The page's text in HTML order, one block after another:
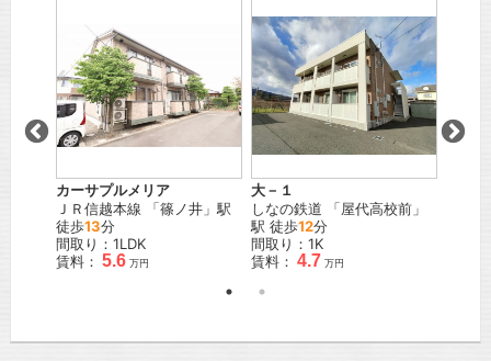
カーサプルメリア
ＪＲ信越本線 「篠ノ井 」駅
徒歩13分
間取り：1LDK
賃料： 5.6 万円
大－１
しなの鉄道 「屋代高校前 」
駅 徒歩12分
間取り：1K
賃料： 4.7 万円